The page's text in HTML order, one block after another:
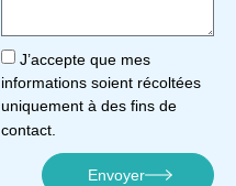
J’accepte que mes
informations soient récoltées
uniquement à des fins de
contact.
Envoyer